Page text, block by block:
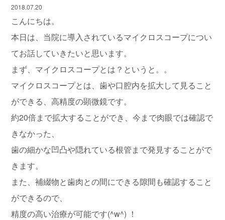
2018.07.20
こんにちは。
本日は、当院に導入されているマイクロスコープについ
てお話していきたいと思います。
まず、マイクロスコープとは？というと。。
マイクロスコープとは、歯や口腔内を拡大して見ること
ができる、高精度の顕微鏡です。
約20倍まで拡大することができ、今まで肉眼では確認で
きなかった、
歯の細かな凹凸や隠れている根管まで発見することがで
きます。
また、補綴物と歯肉との間にできる隙間も確認すること
ができるので、
精度の高い治療が可能です(^w^) ！